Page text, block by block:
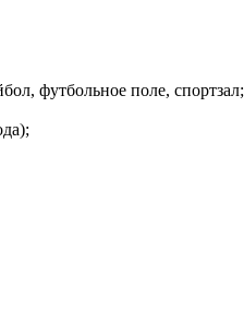
футбольное поле, спортзал;